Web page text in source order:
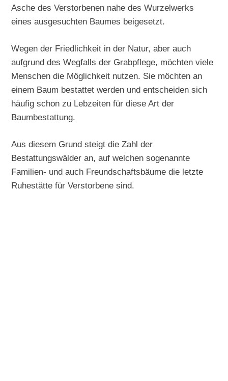
Asche des Verstorbenen nahe des Wurzelwerks
eines ausgesuchten Baumes beigesetzt.
Wegen der Friedlichkeit in der Natur, aber auch
aufgrund des Wegfalls der Grabpflege, möchten viele
Menschen die Möglichkeit nutzen. Sie möchten an
einem Baum bestattet werden und entscheiden sich
häufig schon zu Lebzeiten für diese Art der
Baumbestattung.
Aus diesem Grund steigt die Zahl der
Bestattungswälder an, auf welchen sogenannte
Familien- und auch Freundschaftsbäume die letzte
Ruhestätte für Verstorbene sind.